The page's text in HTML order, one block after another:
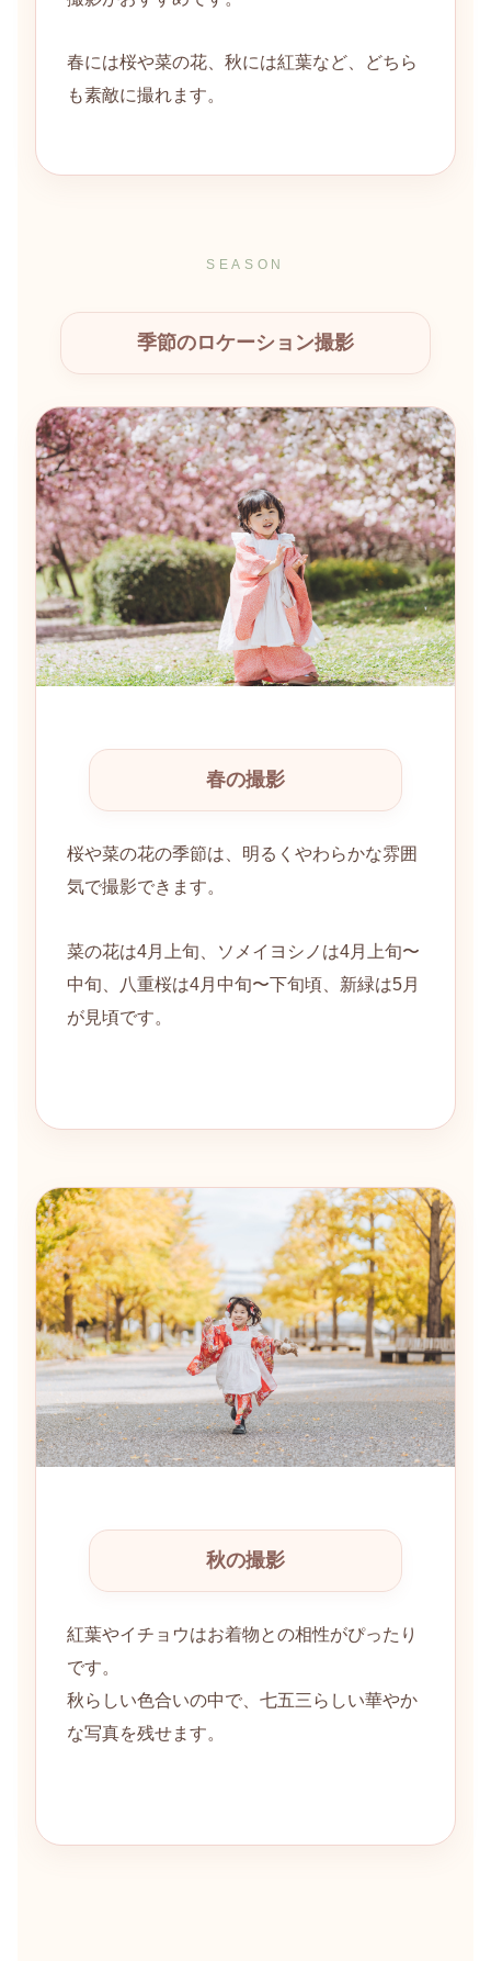
春には桜や菜の花、秋には紅葉など、どちら
も素敵に撮れます。
SEASON
季節のロケーション撮影
春の撮影
桜や菜の花の季節は、明るくやわらかな雰囲
気で撮影できます。
菜の花は4月上旬、ソメイヨシノは4月上旬〜
中旬、八重桜は4月中旬〜下旬頃、新緑は5月
が見頃です。
秋の撮影
紅葉やイチョウはお着物との相性がぴったり
です。
秋らしい色合いの中で、七五三らしい華やか
な写真を残せます。